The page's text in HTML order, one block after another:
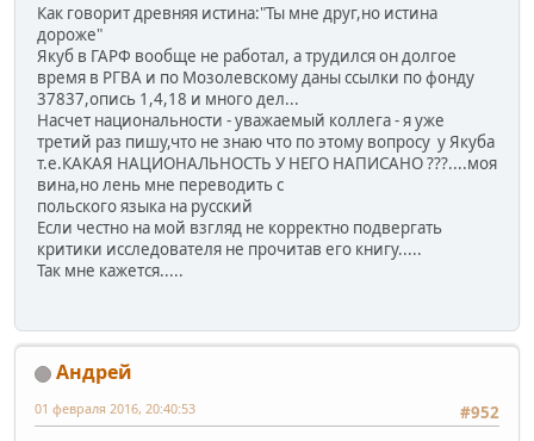
Как говорит древняя истина:"Ты мне друг,но истина
дороже"
Якуб в ГАРФ вообще не работал, а трудился он долгое
время в РГВА и по Мозолевскому даны ссылки по фонду
37837,опись 1,4,18 и много дел...
Насчет национальности - уважаемый коллега - я уже
третий раз пишу,что не знаю что по этому вопросу у Якуба
т.е.КАКАЯ НАЦИОНАЛЬНОСТЬ У НЕГО НАПИСАНО ???....моя
вина,но лень мне переводить с
польского языка на русский
Если честно на мой взгляд не корректно подвергать
критики исследователя не прочитав его книгу.....
Так мне кажется.....
Андрей
#952
01 февраля 2016, 20:40:53